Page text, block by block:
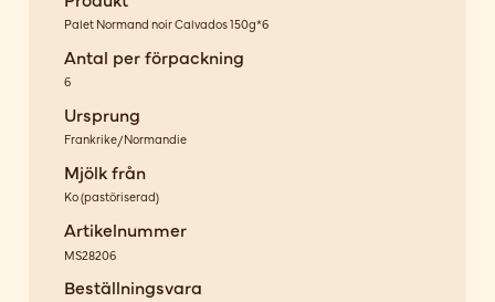
Palet Normand noir Calvados 150g*6
Antal per förpackning
6
Ursprung
Frankrike/Normandie
Mjölk från
Ko(pastöriserad)
Artikelnummer
MS28206
Beställningsvara